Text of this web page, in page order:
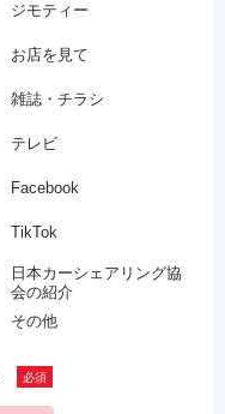
ジモティー
お店を見て
雑誌・チラシ
テレビ
Facebook
TikTok
日本カーシェアリング協
会の紹介
その他